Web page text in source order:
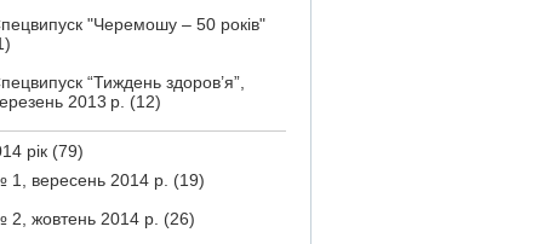
"Черемошу – 50 років"
“Тиждень здоров’я”,
2013 р. (12)
рік (79)
1, вересень 2014 р. (19)
2, жовтень 2014 р. (26)